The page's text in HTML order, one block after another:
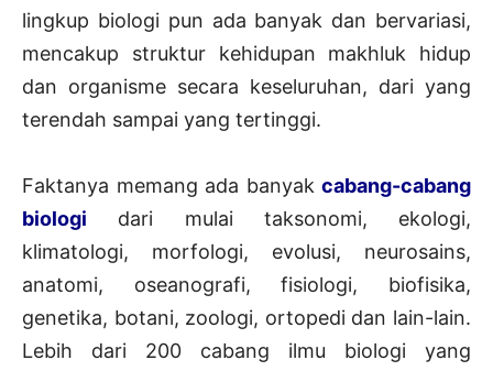
lingkup biologi pun ada banyak dan bervariasi,
mencakup struktur kehidupan makhluk hidup
dan organisme secara keseluruhan, dari yang
terendah sampai yang tertinggi.
Faktanya memang ada banyak cabang-cabang
biologi dari mulai taksonomi, ekologi,
klimatologi, morfologi, evolusi, neurosains,
anatomi, oseanografi, fisiologi, biofisika,
genetika, botani, zoologi, ortopedi dan lain-lain.
Lebih dari 200 cabang ilmu biologi yang